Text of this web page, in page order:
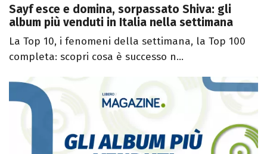
Sayf esce e domina, sorpassato Shiva: gli
album più venduti in Italia nella settimana
La Top 10, i fenomeni della settimana, la Top 100
completa: scopri cosa è successo n...